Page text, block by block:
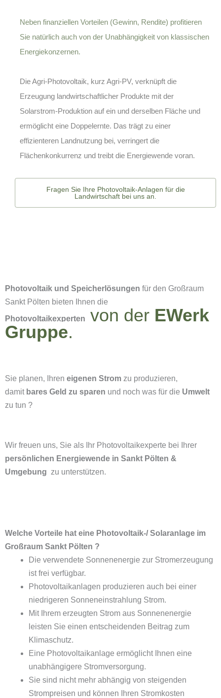
Neben finanziellen Vorteilen (Gewinn, Rendite) profitieren
Sie natürlich auch von der Unabhängigkeit von klassischen
Energiekonzernen.
DieAgri-Photovoltaik, kurz Agri-PV, verknüpft die
Erzeugung landwirtschaftlicher Produkte mit der
Solarstrom-Produktion auf ein und derselben Fläche und
ermöglicht eine Doppelernte. Das trägt zu einer
effizienteren Landnutzung bei, verringert die
Flächenkonkurrenz und treibt die Energiewende voran.
Fragen Sie Ihre Photovoltaik-Anlagen für die
Landwirtschaft bei uns an.
Photovoltaik und Speicherlösungen für den Großraum
Sankt Pölten bieten Ihnen die
Photovoltaikexperten
von der EWerk
Gruppe.
Sie planen, Ihren eigenen Strom zu produzieren,
damit bares Geld zu sparen und noch was für die Umwelt
zu tun ?
Wir freuen uns, Sie als Ihr Photovoltaikexperte bei Ihrer
persönlichen Energiewende in Sankt Pölten &
Umgebung zu unterstützen.
Welche Vorteile hat eine Photovoltaik-/ Solaranlage im
Großraum Sankt Pölten ?
Die verwendete Sonnenenergie zur Stromerzeugung
ist frei verfügbar.
Photovoltaikanlagen produzieren auch bei einer
niedrigeren Sonneneinstrahlung Strom.
Mit Ihrem erzeugten Strom aus Sonnenenergie
leisten Sie einen entscheidenden Beitrag zum
Klimaschutz.
Eine Photovoltaikanlage ermöglicht Ihnen eine
unabhängigere Stromversorgung.
Sie sind nicht mehr abhängig von steigenden
Strompreisen und können Ihren Stromkosten